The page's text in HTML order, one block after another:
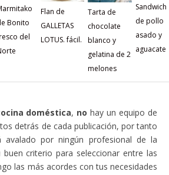
Bonito
del
Flan de
GALLETAS
LOTUS. fácil.
Tarta de
chocolate
blanco y
gelatina de 2
melones
Sandwich
de pollo
asado y
aguacate
doméstica, no hay un equipo de
detrás de cada publicación, por tanto
por ningún profesional de la
criterio para seleccionar entre las
las más acordes con tus necesidades